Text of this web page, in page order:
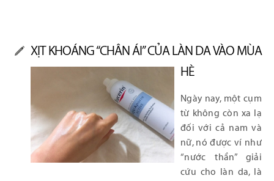
XỊT KHOÁNG “CHÂN ÁI” CỦA LÀN DA VÀO MÙA
HÈ
Ngày nay, một cụm
từ không còn xa lạ
đối với cả nam và
nữ, nó được ví như
“nước thần” giải
cứu cho làn da, là